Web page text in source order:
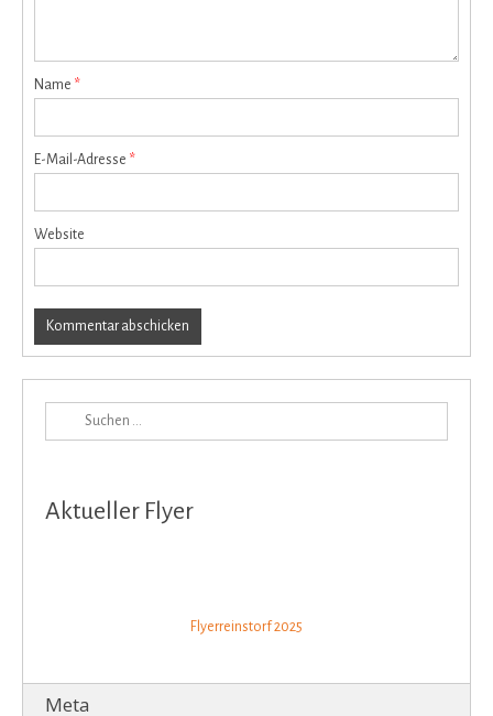
Name *
E-Mail-Adresse *
Website
Aktueller Flyer
Flyerreinstorf 2025
Meta